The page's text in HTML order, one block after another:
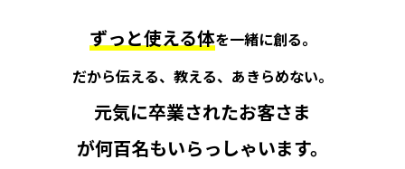
ずっと使える体を⼀緒に創る。
だから伝える、教える、あきらめない。
元気に卒業されたお客さま
が何百名もいらっしゃいます。